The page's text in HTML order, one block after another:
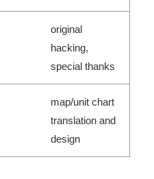
original
hacking,
special thanks
map/unit chart
translation and
design